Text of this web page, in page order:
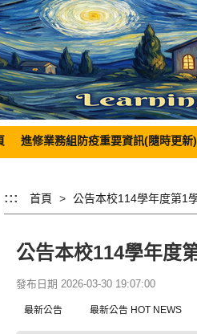
進修業務組防疫重要資訊(隨時更新)
::: 首頁
公告本校114學年度
發布日期 2026-03-30 19:07:00
最新公告 最新公告 HOT NEWS